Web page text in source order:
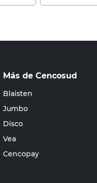
Más de Cencosud
Blaisten
Jumbo
Disco
Vea
Cencopay